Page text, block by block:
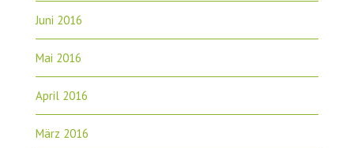
Juni 2016
Mai 2016
April 2016
März 2016